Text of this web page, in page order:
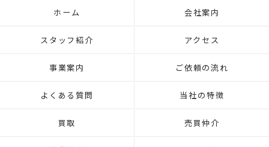
ホーム 会社案内
スタッフ紹介 アクセス
事業案内 ご依頼の流れ
よくある質問 当社の特徴
買取 売買仲介